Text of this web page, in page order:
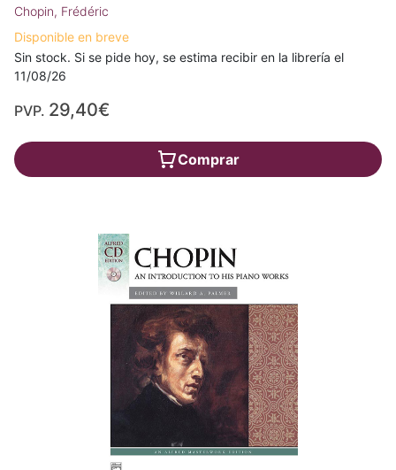
Chopin, Frédéric
Disponible en breve
Sin stock. Si se pide hoy, se estima recibir en la librería el
11/08/26
PVP. 29,40€
Comprar